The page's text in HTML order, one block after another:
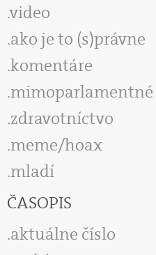
video
ako je to (s)právne
komentáre
zdravotníctvo
meme/hoax
mladí
ČASOPIS
aktuálne číslo